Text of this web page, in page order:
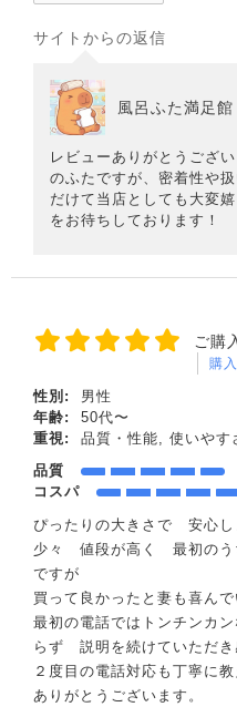
サイトからの返信
風呂ふた満足
レビューありがとうござ
のふたですが、密着性や
だけて当店としても大変
をお待ちしております！
ご購
購
性別:
男性
年齢:
50代〜
重視:
品質・性能, 使いやす
品質
コスパ
ぴったりの大きさで 安心し
少々 値段が高く 最初のう
ですが
買って良かったと妻も喜んで
最初の電話ではトンチンカ
らず 説明を続けていただき
２度目の電話対応も丁寧に教
ありがとうございます。